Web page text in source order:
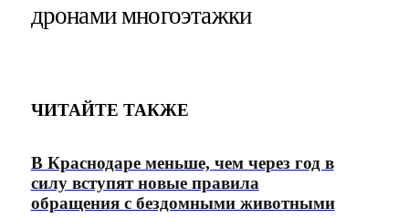
дронами многоэтажки
ЧИТАЙТЕ ТАКЖЕ
В Краснодаре меньше, чем через год в
силу вступят новые правила
обращения с бездомными животными